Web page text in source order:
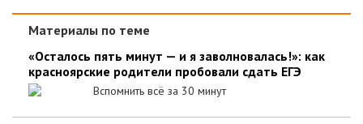
Материалы по теме
«Осталось пять минут — и я заволновалась!»: как
красноярские родители пробовали сдать ЕГЭ
Вспомнить всё за 30 минут